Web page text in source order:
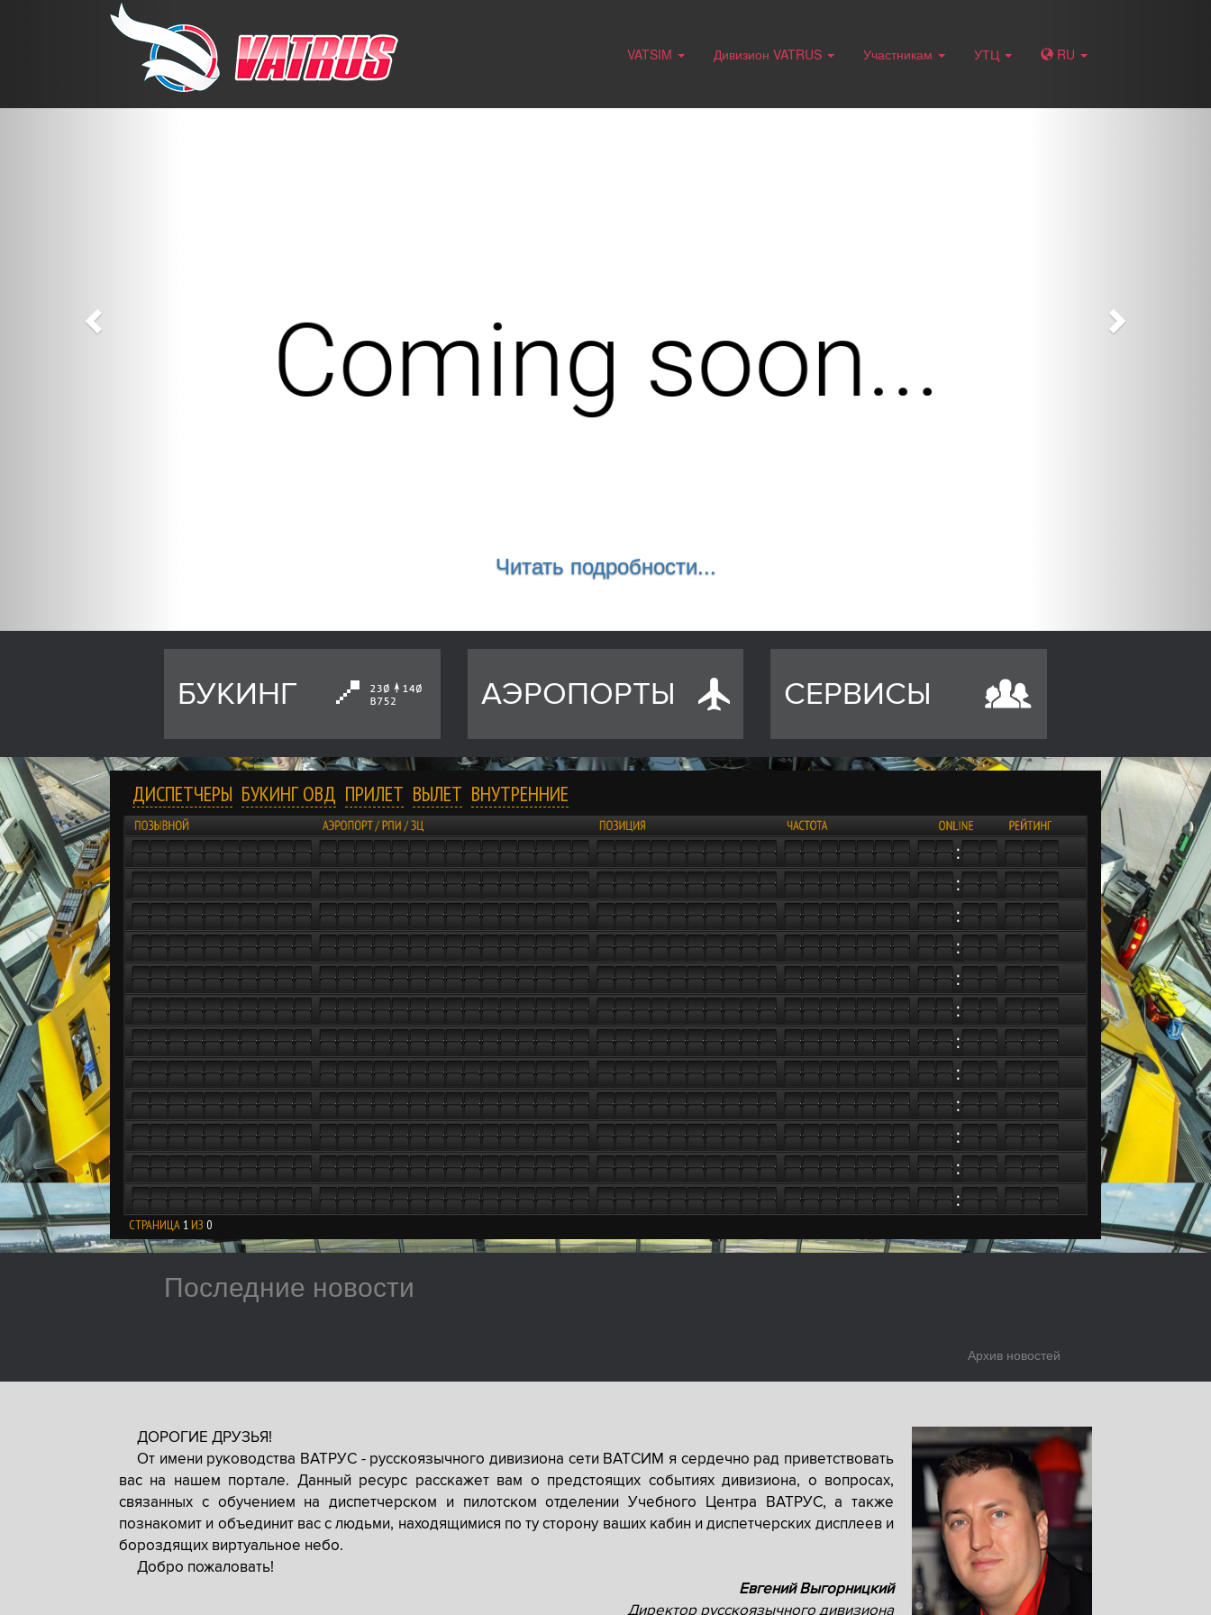
VATSIM Дивизион VATRUS Участникам УТЦ RU
Читать подробности...
Previous
БУКИНГ АЭРОПОРТЫ СЕРВИСЫ
ДИСПЕТЧЕРЫ БУКИНГ ОВД ПРИЛЕТ ВЫЛЕТ ВНУТРЕННИЕ
СТРАНИЦА 1 ИЗ 0
Последние новости
Архив новостей
ДОРОГИЕ ДРУЗЬЯ!
От имени руководства ВАТРУС - русскоязычного дивизиона сети ВАТСИМ я сердечно рад приветствовать
вас на нашем портале. Данный ресурс расскажет вам о предстоящих событиях дивизиона, о вопросах,
связанных с обучением на диспетчерском и пилотском отделении Учебного Центра ВАТРУС, а также
познакомит и объединит вас с людьми, находящимися по ту сторону ваших кабин и диспетчерских дисплеев и
бороздящих виртуальное небо.
Добро пожаловать!
Евгений Выгорницкий
Директор русскоязычного дивизиона